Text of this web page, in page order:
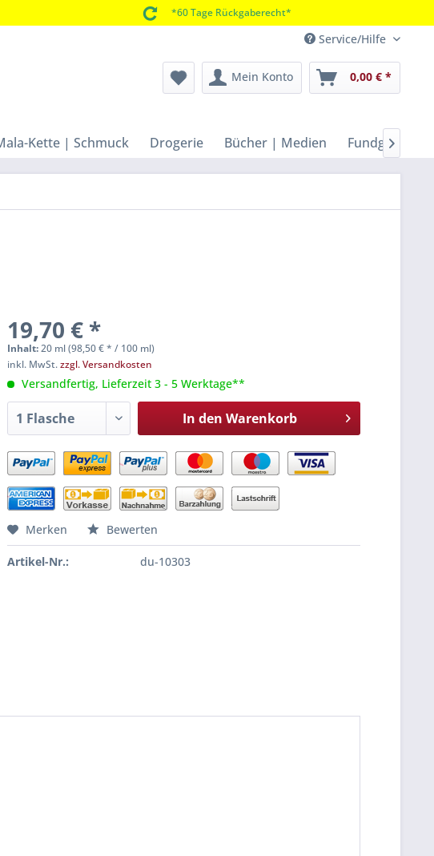
*60 Tage Rückgaberecht*
Service/Hilfe
Mein Konto 0,00 € *
Kette | Schmuck Drogerie Bücher | Medien Fundgrube |

19,70 € *
Inhalt:20 ml (98,50 € * / 100 ml)
inkl. MwSt.zzgl. Versandkosten
Versandfertig, Lieferzeit 3 - 5 Werktage**
In den Warenkorb
Merken Bewerten
Artikel-Nr.: du-10303